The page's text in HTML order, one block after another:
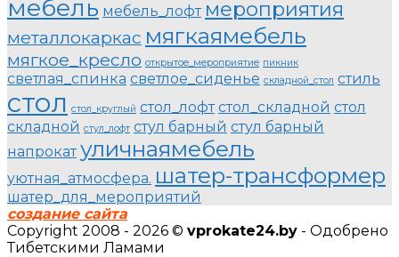
мебель мебель_лофт мероприятия
металлокаркас мягкаямебель
мягкое_кресло открытое_мероприятие пикник
светлая_спинка светлое_сиденье складной_стол стиль
стол стол_круглый стол_лофт стол_складной стол
складной стул_лофт стул барный стул барный
напрокат уличнаямебель
уютная_атмосфера. шатер-трансформер
шатер_для_мероприятий
создание сайта
Copyright 2008 - 2026 © vprokate24.by - Одобрено
Тибетскими Ламами